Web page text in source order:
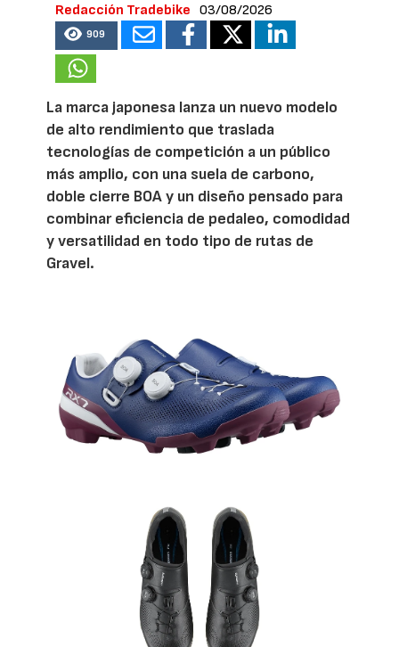
Redacción Tradebike 03/08/2026
909
La marca japonesa lanza un nuevo modelo
de alto rendimiento que traslada
tecnologías de competición a un público
más amplio, con una suela de carbono,
doble cierre BOA y un diseño pensado para
combinar eficiencia de pedaleo, comodidad
y versatilidad en todo tipo de rutas de
Gravel.